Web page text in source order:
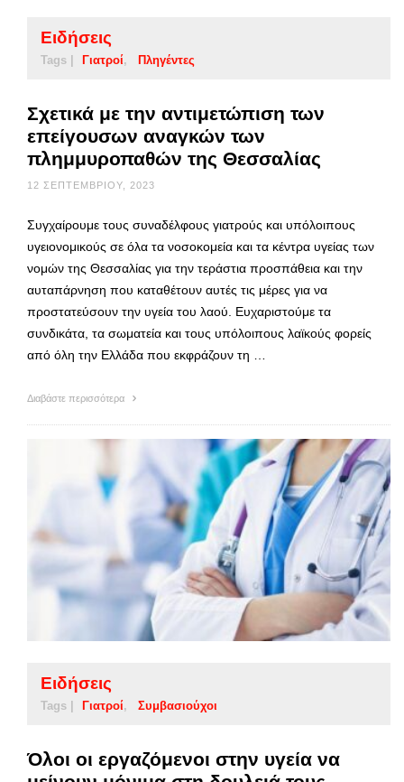
Ειδήσεις
Tags | Γιατροί Πληγέντες
Σχετικά με την αντιμετώπιση των
επείγουσων αναγκών των
πλημμυροπαθών της Θεσσαλίας
12 ΣΕΠΤΕΜΒΡΊΟΥ, 2023
Συγχαίρουμε τους συναδέλφους γιατρούς και υπόλοιπους
υγειονομικούς σε όλα τα νοσοκομεία και τα κέντρα υγείας των
νομών της Θεσσαλίας για την τεράστια προσπάθεια και την
αυταπάρνηση που καταθέτουν αυτές τις μέρες για να
προστατεύσουν την υγεία του λαού. Ευχαριστούμε τα
συνδικάτα, τα σωματεία και τους υπόλοιπους λαϊκούς φορείς
από όλη την Ελλάδα που εκφράζουν τη …
Διαβάστε περισσότερα
Ειδήσεις
Tags | Γιατροί Συμβασιούχοι
Όλοι οι εργαζόμενοι στην υγεία να